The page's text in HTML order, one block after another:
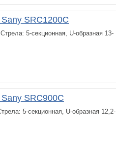
SRC1200C
5-секционная, U-образная 13-
SRC900C
5-секционная, U-образная 12,2-